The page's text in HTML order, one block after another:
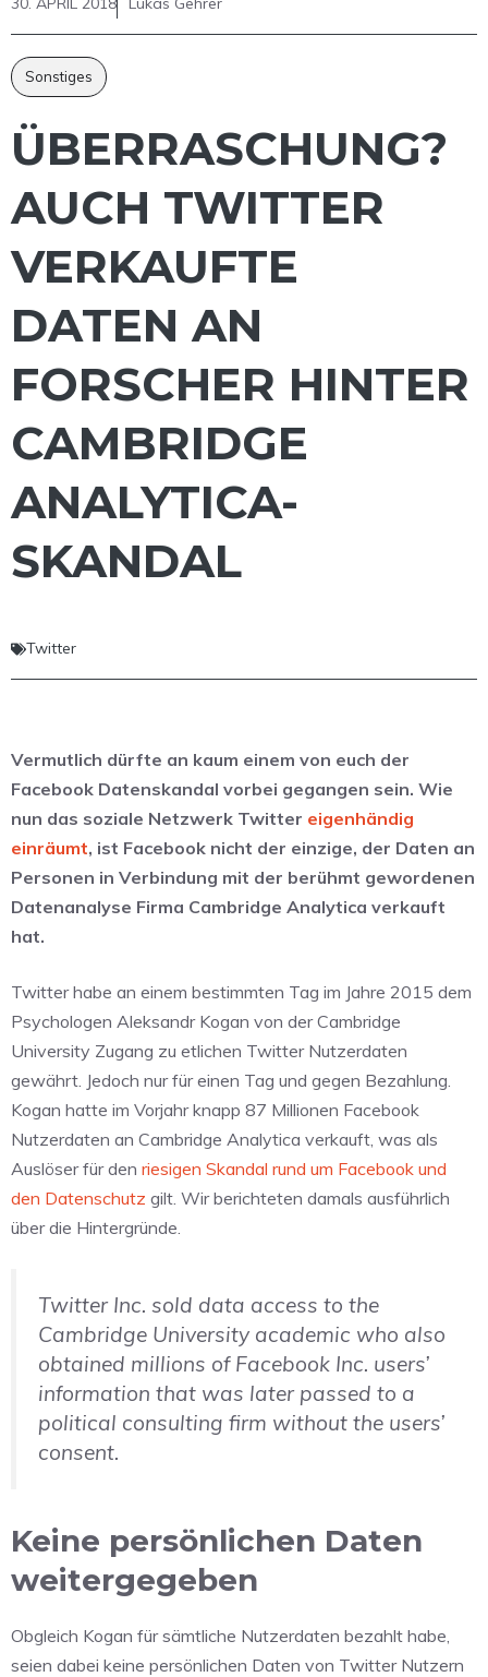
Sonstiges
ÜBERRASCHUNG?
AUCH TWITTER
VERKAUFTE
DATEN AN
FORSCHER HINTER
CAMBRIDGE
ANALYTICA-
SKANDAL
Twitter
Vermutlich dürfte an kaum einem von euch der
Facebook Datenskandal vorbei gegangen sein. Wie
nun das soziale Netzwerk Twitter eigenhändig
einräumt, ist Facebook nicht der einzige, der Daten an
Personen in Verbindung mit der berühmt gewordenen
Datenanalyse Firma Cambridge Analytica verkauft
hat.
Twitter habe an einem bestimmten Tag im Jahre 2015 dem
Psychologen Aleksandr Kogan von der Cambridge
University Zugang zu etlichen Twitter Nutzerdaten
gewährt. Jedoch nur für einen Tag und gegen Bezahlung.
Kogan hatte im Vorjahr knapp 87 Millionen Facebook
Nutzerdaten an Cambridge Analytica verkauft, was als
Auslöser für den riesigen Skandal rund um Facebook und
den Datenschutz gilt. Wir berichteten damals ausführlich
über die Hintergründe.
Twitter Inc. sold data access to the
Cambridge University academic who also
obtained millions of Facebook Inc. users’
information that was later passed to a
political consulting firm without the users’
consent.
Keine persönlichen Daten
weitergegeben
Obgleich Kogan für sämtliche Nutzerdaten bezahlt habe,
seien dabei keine persönlichen Daten von Twitter Nutzern